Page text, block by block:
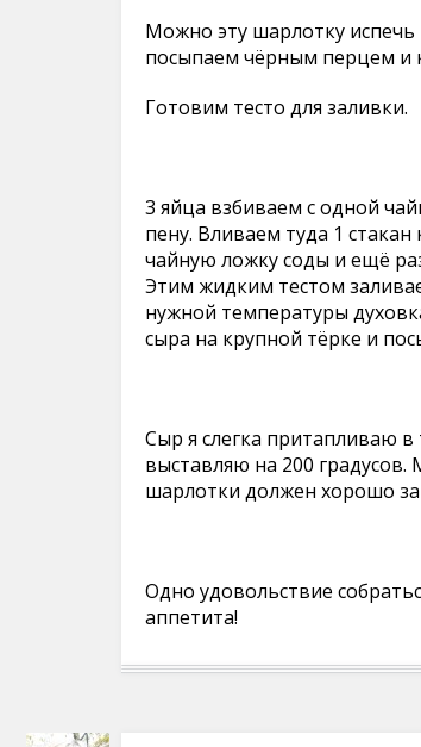
Можно эту шарлотку испечь
посыпаем чёрным перцем и
Готовим тесто для заливки.
3 яйца взбиваем с одной
пену. Вливаем туда 1
чайную ложку соды и ещё
Этим жидким тестом
нужной температуры
сыра на крупной тёрке и
Сыр я слегка притапливаю
выставляю на 200
шарлотки должен хорошо
Одно удовольствие
аппетита!